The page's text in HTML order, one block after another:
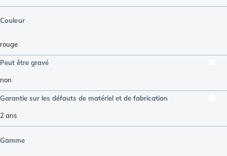
Couleur
rouge
Peut être gravé
non
Garantie sur les défauts de matériel et de fabrication
2 ans
Gamme